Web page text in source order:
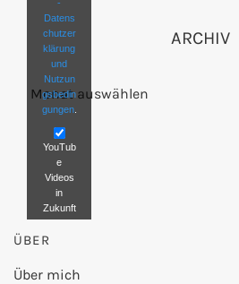
-
Datens
chutzer
klärung
und
Nutzun
gsbedin
gungen.
YouTub
e
Videos
in
Zukunft
mehr
en.
ARCHIV
Archiv
ÜBER
Über mich